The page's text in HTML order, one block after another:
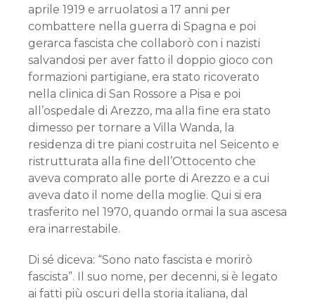
aprile 1919 e arruolatosi a 17 anni per
combattere nella guerra di Spagna e poi
gerarca fascista che collaborò con i nazisti
salvandosi per aver fatto il doppio gioco con
formazioni partigiane, era stato ricoverato
nella clinica di San Rossore a Pisa e poi
all’ospedale di Arezzo, ma alla fine era stato
dimesso per tornare a Villa Wanda, la
residenza di tre piani costruita nel Seicento e
ristrutturata alla fine dell’Ottocento che
aveva comprato alle porte di Arezzo e a cui
aveva dato il nome della moglie. Qui si era
trasferito nel 1970, quando ormai la sua ascesa
era inarrestabile.
Di sé diceva: “Sono nato fascista e morirò
fascista”. Il suo nome, per decenni, si è legato
ai fatti più oscuri della storia italiana, dal